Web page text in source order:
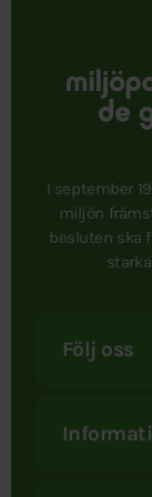
I september
miljön
besluten ska
Följ oss